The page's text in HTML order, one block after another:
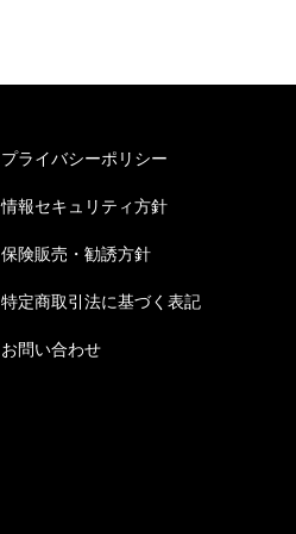
プライバシーポリシー
情報セキュリティ方針
保険販売・勧誘方針
特定商取引法に基づく表記
お問い合わせ